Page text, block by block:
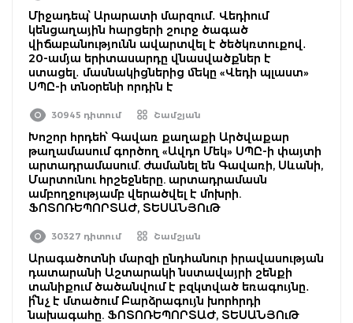
Միջադեպ՝ Արարատի մարզում․ Վեդիում
կենցաղային հարցերի շուրջ ծագած
վիճաբանությունն ավարտվել է ծեծկռտուքով․
20-ամյա երիտասարդը վնասվածքներ է
ստացել․ մասնակիցներից մեկը «Վեդի պլաստ»
ՍՊԸ-ի տնօրենի որդին է
30945 դիտում Շամշյան
Խոշոր հրդեհ՝ Գավառ քաղաքի Արծվաքար
թաղամասում գործող «Ավդո Մեկ» ՍՊԸ-ի փայտի
արտադրամասում. ժամանել են Գավառի, Սևանի,
Մարտունու հրշեջները. արտադրամասն
ամբողջությամբ վերածվել է մոխրի.
ՖՈՏՈՌԵՊՈՐՏԱԺ, ՏԵՍԱՆՅՈւԹ
30327 դիտում Շամշյան
Արագածոտնի մարզի ընդհանուր իրավասության
դատարանի Աշտարակի նստավայրի շենքի
տանիքում ծածանվում է բզկտված եռագույնը․
ի՞նչ է մտածում Բարձրագույն խորհրդի
նախագահը. ՖՈՏՈՌԵՊՈՐՏԱԺ, ՏԵՍԱՆՅՈւԹ